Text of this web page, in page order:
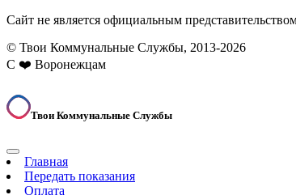
Сайт не является официальным
© Твои Коммунальные Службы, 2013-2026
С ❤️ Воронежцам
Твои Коммунальные Службы
Главная
Передать показания
Оплата